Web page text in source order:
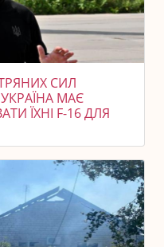
СИЛ
МАЄ
ЇХНІ F-16 ДЛЯ